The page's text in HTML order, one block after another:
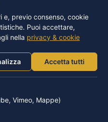
sulla privacy
– P.IVA 93016260502 |
e, previo consenso, cookie
Puoi accettare,
nella privacy & cookie
Accetta tutti
Vimeo, Mappe)